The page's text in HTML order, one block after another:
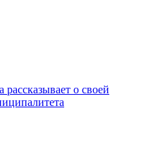
о своей